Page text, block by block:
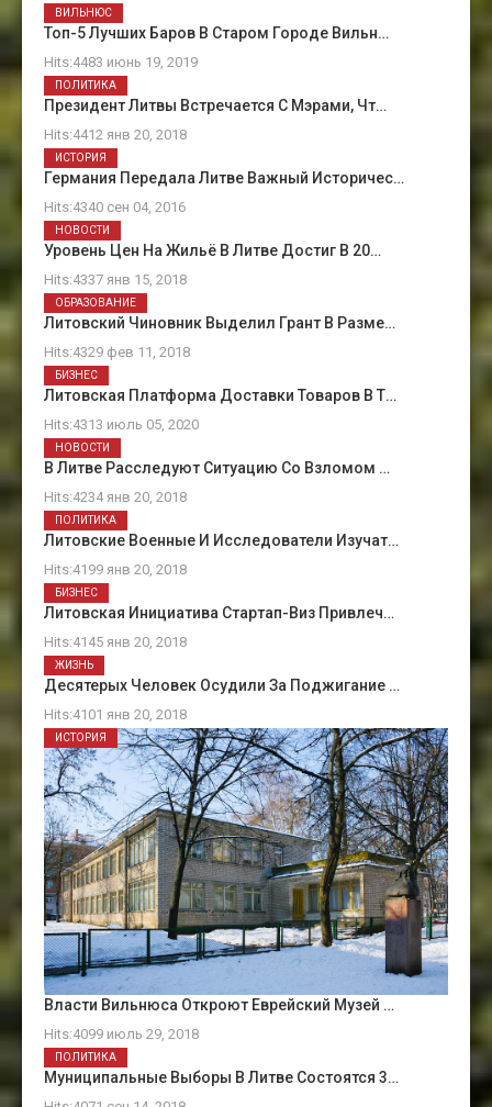
Топ-5 Лучших Баров В Старом Городе Вильн…
Hits:4483 июнь 19, 2019
ВИЛЬНЮС
Президент Литвы Встречается С Мэрами, Чт…
Hits:4412 янв 20, 2018
ПОЛИТИКА
Германия Передала Литве Важный Историчес…
Hits:4340 сен 04, 2016
ИСТОРИЯ
Уровень Цен На Жильё В Литве Достиг В 20…
Hits:4337 янв 15, 2018
НОВОСТИ
Литовский Чиновник Выделил Грант В Разме…
Hits:4329 фев 11, 2018
ОБРАЗОВАНИЕ
Литовская Платформа Доставки Товаров В Т…
Hits:4313 июль 05, 2020
БИЗНЕС
В Литве Расследуют Ситуацию Со Взломом …
Hits:4234 янв 20, 2018
НОВОСТИ
Литовские Военные И Исследователи Изучат…
Hits:4199 янв 20, 2018
ПОЛИТИКА
Литовская Инициатива Стартап-Виз Привлеч…
Hits:4145 янв 20, 2018
БИЗНЕС
Десятерых Человек Осудили За Поджигание …
Hits:4101 янв 20, 2018
ЖИЗНЬ
Власти Вильнюса Откроют Еврейский Музей …
Hits:4099 июль 29, 2018
ИСТОРИЯ
Муниципальные Выборы В Литве Состоятся 3…
ПОЛИТИКА